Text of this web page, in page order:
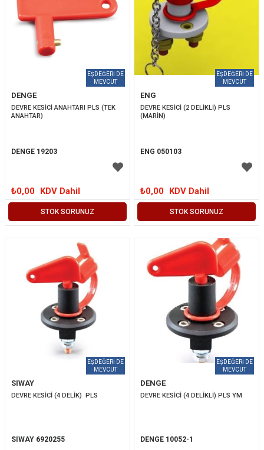
STOK SORUNUZ
DENGE
DEVRE KESİCİ ANAHTARI PLS (TEK
ANAHTAR)
DENGE 19203
₺0,00 KDV Dahil
STOK SORUNUZ
ENG
DEVRE KESİCİ (2 DELİKLİ) PLS
(MARİN)
ENG 050103
₺0,00 KDV Dahil
SIWAY
DEVRE KESİCİ (4 DELİK)  PLS
SIWAY 6920255
DENGE
DEVRE KESİCİ (4 DELİKLİ) PLS YM
DENGE 10052-1